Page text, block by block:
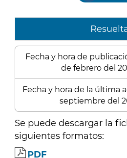
Fecha y hora de
de febrero del
Fecha y hora de la última
septiembre del
Se puede descargar la
siguientes formatos:
PDF